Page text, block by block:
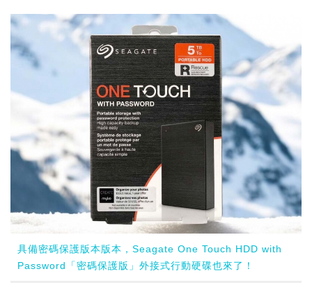
具備密碼保護版本版本，Seagate One Touch HDD with
Password「密碼保護版」外接式行動硬碟也來了！